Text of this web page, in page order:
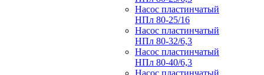
Насос пластинчатый
НПл 80-25/16
Насос пластинчатый
НПл 80-32/6,3
Насос пластинчатый
НПл 80-40/6,3
Насос пластинчатый